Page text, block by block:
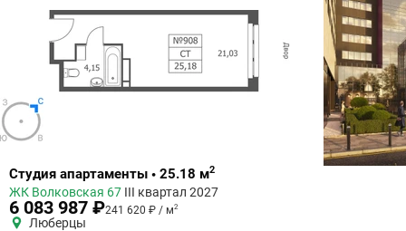
Ссылка
квартиру
Студия апартаменты • 25.18 м2
ЖК Волковская 67 III квартал 2027
6 083 987 ₽241 620 ₽ / м2
Люберцы